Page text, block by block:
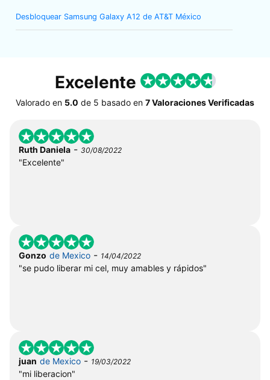
Desbloquear Samsung Galaxy A12 de AT&T México
Excelente
Valorado en 5.0 de 5 basado en 7 Valoraciones Verificadas
Ruth Daniela - 30/08/2022
"Excelente"
Gonzo de Mexico - 14/04/2022
"se pudo liberar mi cel, muy amables y rápidos"
juan de Mexico - 19/03/2022
"mi liberacion"